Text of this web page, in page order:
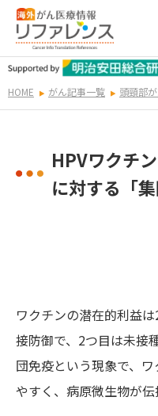
HOME がん記事一覧 頭頸部
HPVワクチ
に対する「
ワクチンの潜在的利益
接防御で、2つ目は未接
団免疫という現象で、
やすく、病原微生物が伝